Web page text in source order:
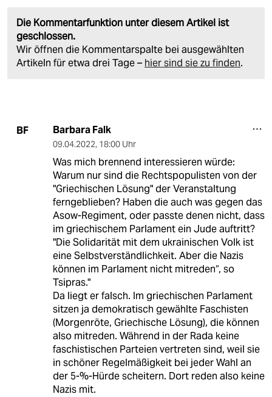
Die Kommentarfunktion unter diesem Artikel ist
geschlossen.
Wir öffnen die Kommentarspalte bei ausgewählten
Artikeln für etwa drei Tage – hier sind sie zu finden.
BF Barbara Falk
09.04.2022, 18:00 Uhr
Was mich brennend interessieren würde:
Warum nur sind die Rechtspopulisten von der
"Griechischen Lösung" der Veranstaltung
ferngeblieben? Haben die auch was gegen das
Asow-Regiment, oder passte denen nicht, dass
im griechischem Parlament ein Jude auftritt?
"Die Solidarität mit dem ukrainischen Volk ist
eine Selbstverständlichkeit. Aber die Nazis
können im Parlament nicht mitreden“, so
Tsipras."
Da liegt er falsch. Im griechischen Parlament
sitzen ja demokratisch gewählte Faschisten
(Morgenröte, Griechische Lösung), die können
also mitreden. Während in der Rada keine
faschistischen Parteien vertreten sind, weil sie
in schöner Regelmäßigkeit bei jeder Wahl an
der 5-%-Hürde scheitern. Dort reden also keine
Nazis mit.